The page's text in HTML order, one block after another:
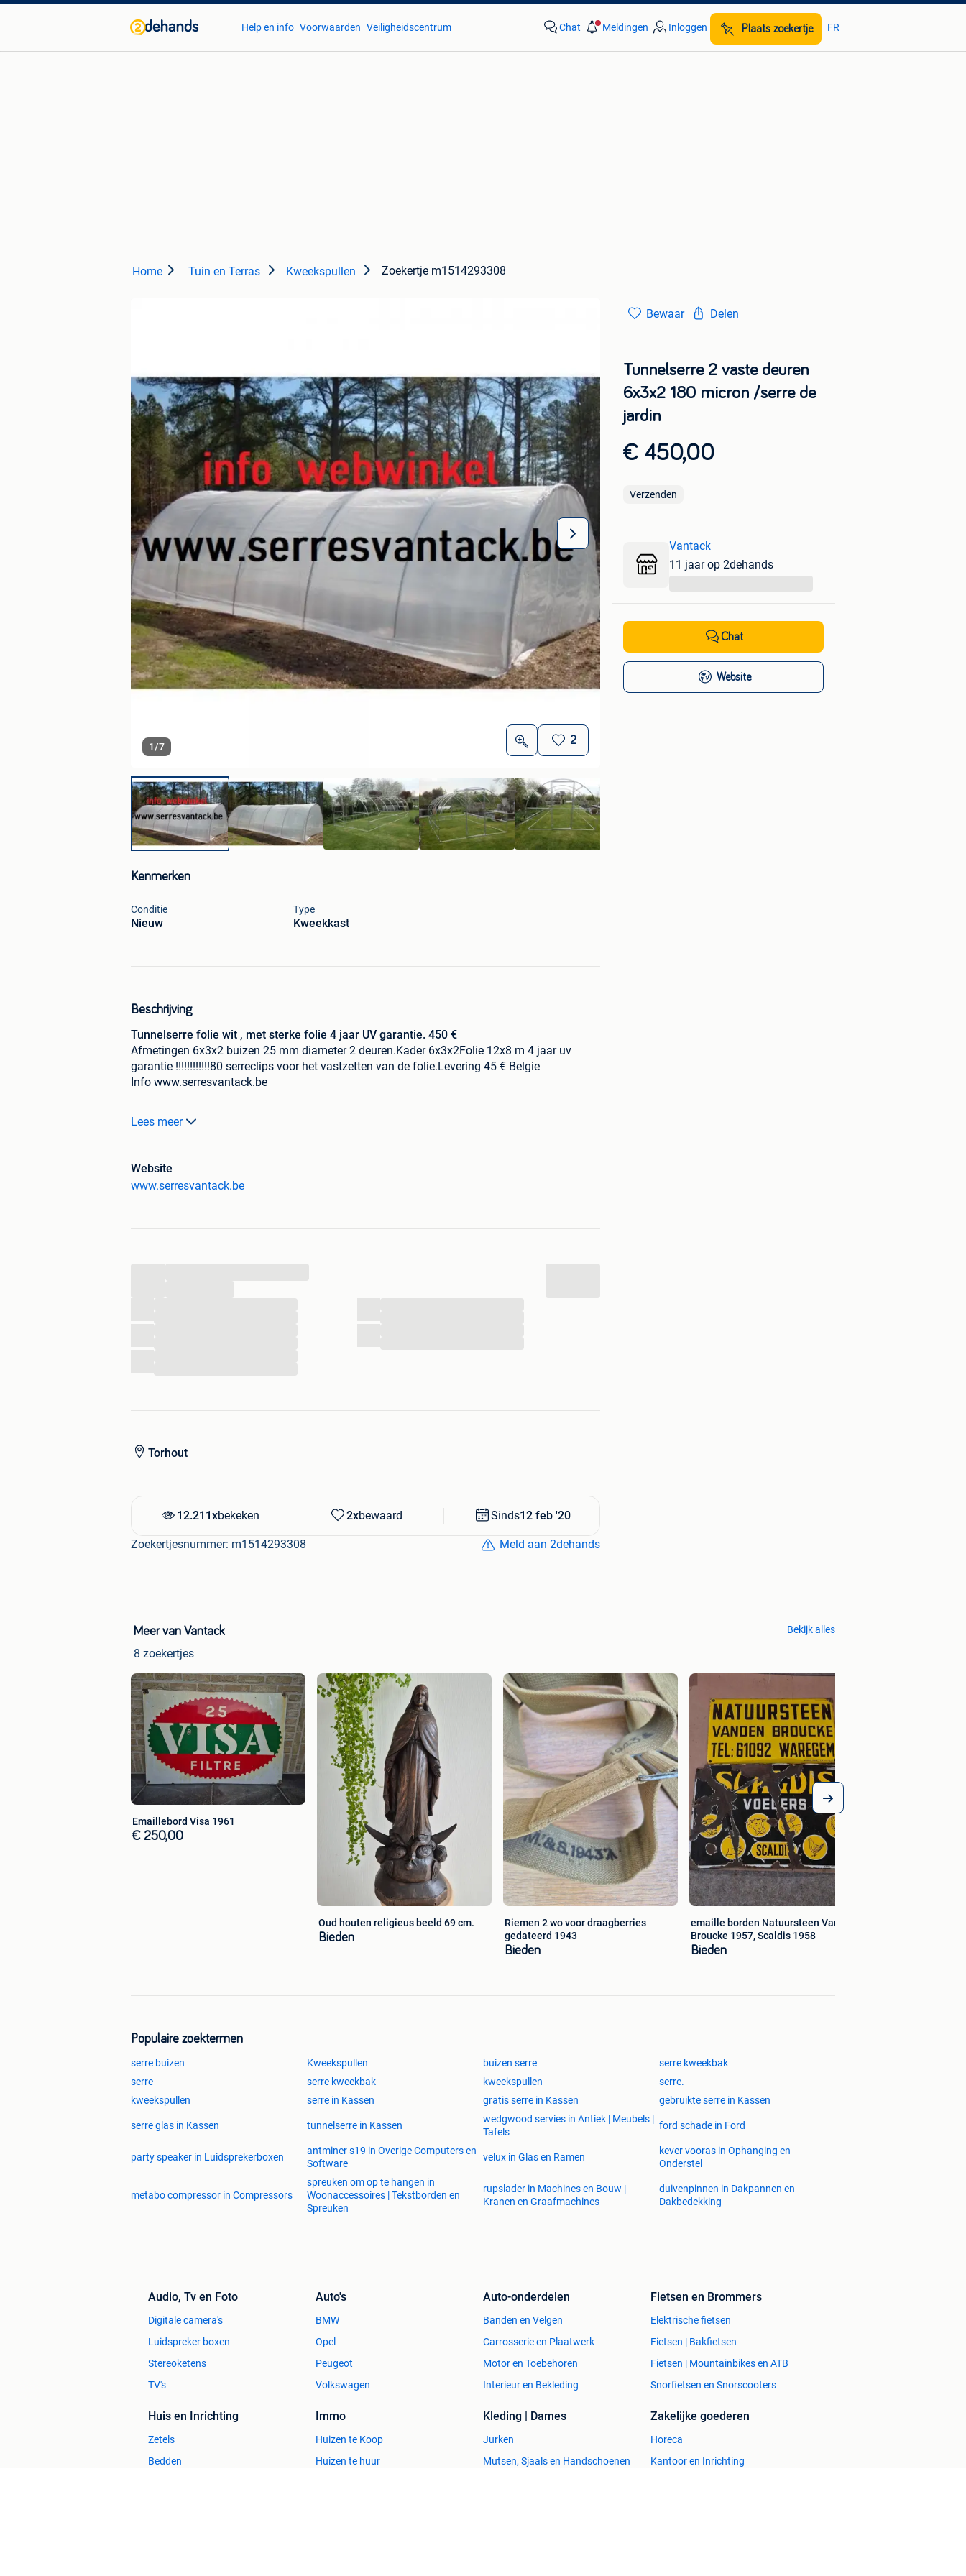
Help en info Voorwaarden Veiligheidscentrum Chat Meldingen Inloggen Plaats zoekertje FR
Home Tuin en Terras Kweekspullen Zoekertje m1514293308
1/7
2
Kenmerken
Conditie
Nieuw
Type
Kweekkast
Beschrijving
Tunnelserre folie wit , met sterke folie 4 jaar UV garantie. 450 €
Afmetingen 6x3x2 buizen 25 mm diameter 2 deuren.Kader 6x3x2Folie 12x8 m 4 jaar uv
garantie !!!!!!!!!!!!80 serreclips voor het vastzetten van de folie.Levering 45 € Belgie
Info www.serresvantack.be
Verschillende afmetingen beschikbaar zie onze webwinkel www.serresvantack.be
Lees meer
Website
www.serresvantack.be
Torhout
12.211xbekeken 2xbewaard Sinds12 feb '20
Zoekertjesnummer: m1514293308 Meld aan 2dehands
Bewaar Delen
Tunnelserre 2 vaste deuren
6x3x2 180 micron /serre de
jardin
€ 450,00
Verzenden
Vantack
11 jaar op 2dehands
Chat
Website
Meer van Vantack
8 zoekertjes
Bekijk alles
Emaillebord Visa 1961
€ 250,00
Oud houten religieus beeld 69 cm.
Bieden
Riemen 2 wo voor draagberries
gedateerd 1943
Bieden
emaille borden Natuursteen Vanden
Broucke 1957, Scaldis 1958
Bieden
Populaire zoektermen
serre buizen Kweekspullen buizen serre
serre kweekbak
serre
serre kweekbak kweekspullen
serre.
kweekspullen
serre in Kassen gratis serre in Kassen gebruikte serre in Kassen
serre glas in Kassen tunnelserre in Kassen
wedgwood servies in Antiek | Meubels |
Tafels
ford schade in Ford
party speaker in Luidsprekerboxen
antminer s19 in Overige Computers en
Software
velux in Glas en Ramen
kever vooras in Ophanging en
Onderstel
metabo compressor in Compressors
spreuken om op te hangen in
Woonaccessoires | Tekstborden en
Spreuken
rupslader in Machines en Bouw |
Kranen en Graafmachines
duivenpinnen in Dakpannen en
Dakbedekking
Audio, Tv en Foto
Digitale camera's
Luidspreker boxen
Stereoketens
TV's
Auto's
BMW
Opel
Peugeot
Volkswagen
Auto-onderdelen
Banden en Velgen
Carrosserie en Plaatwerk
Motor en Toebehoren
Interieur en Bekleding
Fietsen en Brommers
Elektrische fietsen
Fietsen | Bakfietsen
Fietsen | Mountainbikes en ATB
Snorfietsen en Snorscooters
Huis en Inrichting
Zetels
Bedden
Immo
Huizen te Koop
Huizen te huur
Kleding | Dames
Jurken
Mutsen, Sjaals en Handschoenen
Zakelijke goederen
Horeca
Kantoor en Inrichting